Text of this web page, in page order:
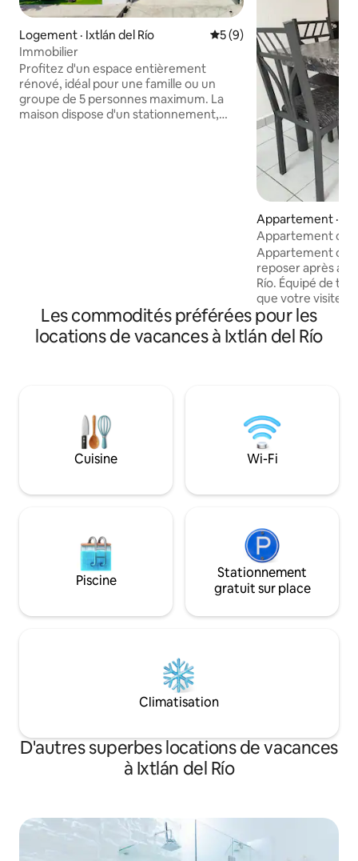
Logement · Ixtlán del Río Note moyenne de 5 sur 5,
5 (9)
Immobilier
Profitez d'un espace entièrement
rénové, idéal pour une famille ou un
groupe de 5 personnes maximum. La
maison dispose d'un stationnement,
Appartement ·
Appartement
Río.
Appartement
reposer après
Río. Équipé de tout le nécessaire pour
que votre visite
de la
journées
de maisons du
stratégique pour
Cristo Rey, l'une
emblématiques
Les commodités préférées pour les
locations de vacances à Ixtlán del Río
Cuisine Wi-Fi
Piscine
Stationnement
gratuit sur place
Climatisation
D'autres superbes locations de vacances
à Ixtlán del Río